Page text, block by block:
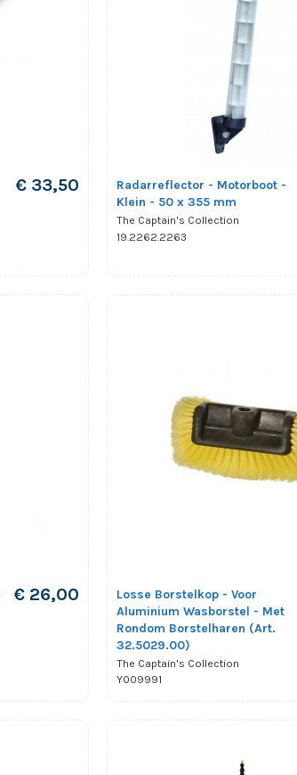
€ 33,50
Radarreflector - Motorboot -
Klein - 50 x 355 mm
The Captain's Collection
19.2262.2263
€ 26,00
Losse Borstelkop - Voor
Aluminium Wasborstel - Met
Rondom Borstelharen (Art.
32.5029.00)
The Captain's Collection
Y009991